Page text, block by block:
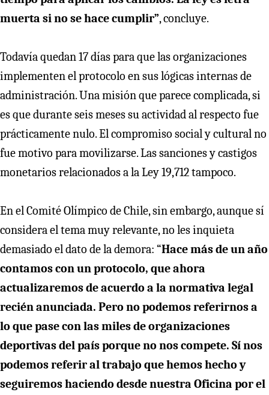
muerta si no se hace cumplir”, concluye.
Todavía quedan 17 días para que las organizaciones
implementen el protocolo en sus lógicas internas de
administración. Una misión que parece complicada, si
es que durante seis meses su actividad al respecto fue
prácticamente nulo. El compromiso social y cultural no
fue motivo para movilizarse. Las sanciones y castigos
monetarios relacionados a la Ley 19,712 tampoco.
En el Comité Olímpico de Chile, sin embargo, aunque sí
considera el tema muy relevante, no les inquieta
demasiado el dato de la demora: “Hace más de un año
contamos con un protocolo, que ahora
actualizaremos de acuerdo a la normativa legal
recién anunciada. Pero no podemos referirnos a
lo que pase con las miles de organizaciones
deportivas del país porque no nos compete. Sí nos
podemos referir al trabajo que hemos hecho y
seguiremos haciendo desde nuestra Oficina por el